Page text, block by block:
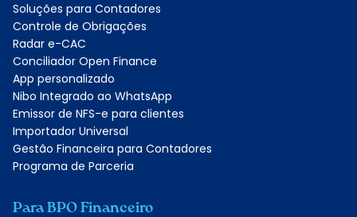
Soluções para Contadores
Controle de Obrigações
Radar e-CAC
Conciliador Open Finance
App personalizado
Nibo Integrado ao WhatsApp
Emissor de NFS-e para clientes
Importador Universal
Gestão Financeira para Contadores
Programa de Parceria
Para BPO Financeiro